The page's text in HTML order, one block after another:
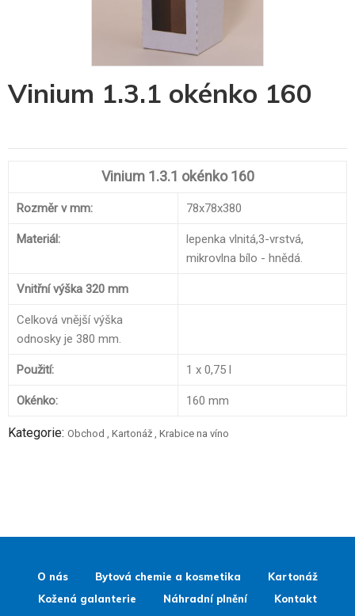
Vinium 1.3.1 okénko 160
Vinium 1.3.1 okénko 160
Rozměr v mm: 78x78x380
Materiál:
lepenka vlnitá,3-vrstvá,
mikrovlna bílo - hnědá.
Vnitřní výška 320 mm
Celková vnější výška
odnosky je 380 mm.
Použití: 1 x 0,75 l
Okénko: 160 mm
Kategorie: Obchod , Kartonáž , Krabice na víno
to
the
O nás Bytová chemie a kosmetika
Kartonáž
Kožená galanterie
Náhradní plnění
Kontakt